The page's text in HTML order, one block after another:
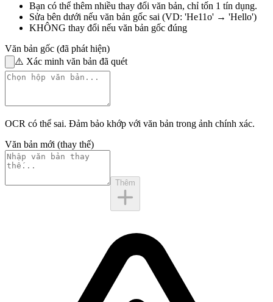
Bạn có thể thêm nhiều thay đổi văn bản, chỉ tốn 1 tín dụng.
Sửa bên dưới nếu văn bản gốc sai (VD: 'He11o' → 'Hello')
KHÔNG thay đổi nếu văn bản gốc đúng
Văn bản gốc (đã phát hiện)
⚠️ Xác minh văn bản đã quét
OCR có thể sai. Đảm bảo khớp với văn bản trong ảnh chính xác.
Văn bản mới (thay thế)
Thêm